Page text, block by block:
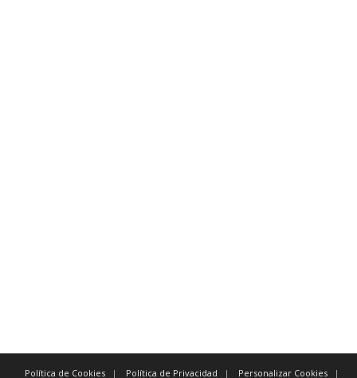
Política de Cookies Política de Privacidad
Personalizar Cookies